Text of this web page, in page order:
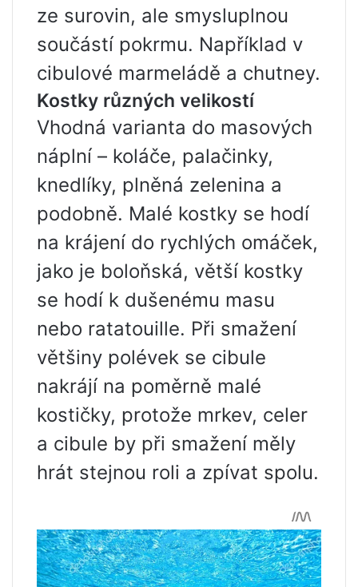
ze surovin, ale smysluplnou
součástí pokrmu. Například v
cibulové marmeládě a chutney.
Kostky různých velikostí
Vhodná varianta do masových
náplní – koláče, palačinky,
knedlíky, plněná zelenina a
podobně. Malé kostky se hodí
na krájení do rychlých omáček,
jako je boloňská, větší kostky
se hodí k dušenému masu
nebo ratatouille. Při smažení
většiny polévek se cibule
nakrájí na poměrně malé
kostičky, protože mrkev, celer
a cibule by při smažení měly
hrát stejnou roli a zpívat spolu.